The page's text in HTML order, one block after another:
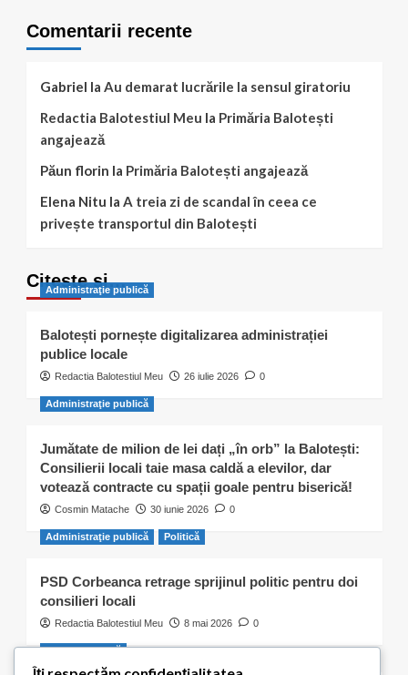
Comentarii recente
Gabriel la Au demarat lucrările la sensul giratoriu
Redactia Balotestiul Meu la Primăria Balotești
angajează
Păun florin la Primăria Balotești angajează
Elena Nitu la A treia zi de scandal în ceea ce
privește transportul din Balotești
Citește și…
Administraţie publică
Balotești pornește digitalizarea administrației
publice locale
Redactia Balotestiul Meu 26 iulie 2026 0
Administraţie publică
Jumătate de milion de lei dați „în orb” la Balotești:
Consilierii locali taie masa caldă a elevilor, dar
votează contracte cu spații goale pentru biserică!
Cosmin Matache 30 iunie 2026 0
Administraţie publică Politică
PSD Corbeanca retrage sprijinul politic pentru doi
consilieri locali
Redactia Balotestiul Meu 8 mai 2026 0
Activitate civică